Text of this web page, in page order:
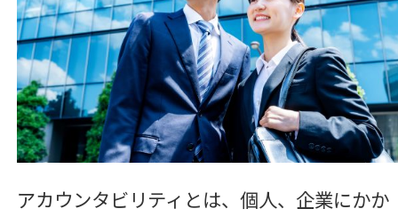
アカウンタビリティとは、個人、企業にかか